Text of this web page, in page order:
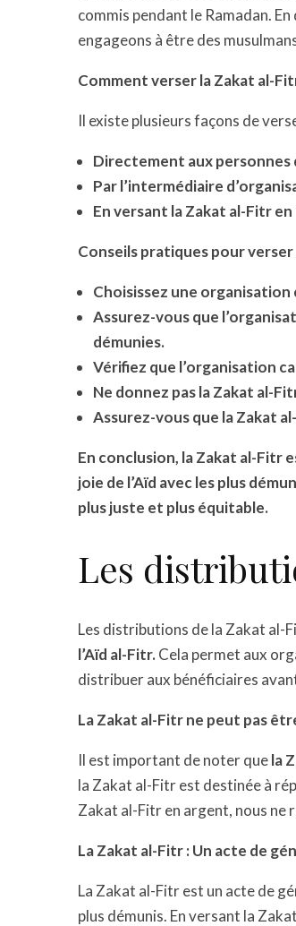
commis pendant le Ramadan.
engageons à être des
Comment verser la Zakat al-
Il existe plusieurs façons de
Directement aux personnes
Par l’intermédiaire
En versant la Zakat al-Fitr en
Conseils pratiques pour
Choisissez une
Assurez-vous que
démunies.
Vérifiez que l’organisation
Ne donnez pas la Zakat al-
Assurez-vous que la Zakat
En conclusion, la Zakat al-Fitr
joie de l’Aïd avec les plus
plus juste et plus équitable.
Les
Les distributions de la Zakat al-
l’Aïd al-Fitr.Cela permet aux
distribuer aux bénéficiaires
La Zakat al-Fitr ne peut pas
Il est important de noter quela
la Zakat al-Fitr est destinée à
Zakat al-Fitr en argent, nous ne
La Zakat al-Fitr : Un acte de
La Zakat al-Fitr est un acte de
plus démunis. En versant la